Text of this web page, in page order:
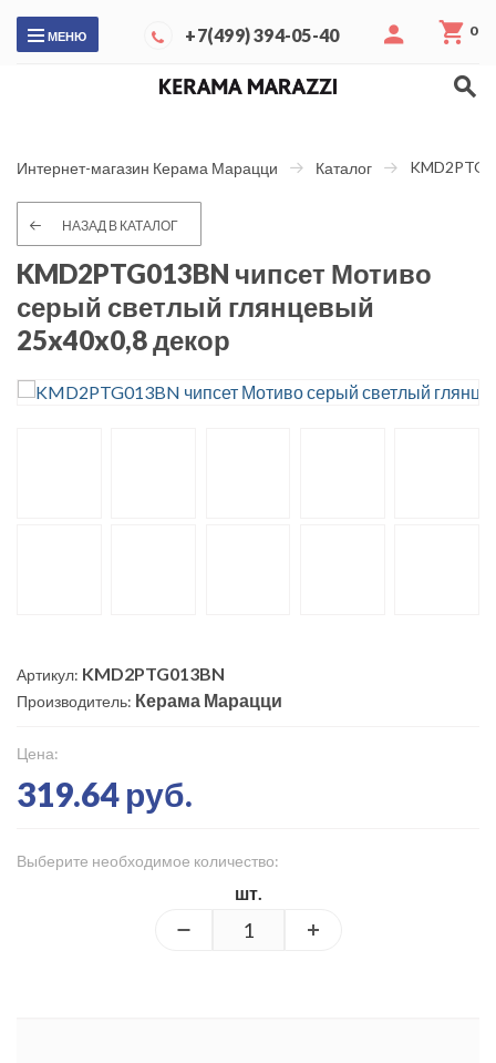
МЕНЮ +7(499) 394-05-40 0
Интернет-магазин Керама Марацци Каталог
НАЗАД В КАТАЛОГ
KMD2PTG013BN чипсет Мотиво
серый светлый глянцевый
25x40x0,8 декор
Артикул: KMD2PTG013BN
Производитель: Керама Марацци
Цена:
319.64 руб.
Выберите необходимое количество:
шт.